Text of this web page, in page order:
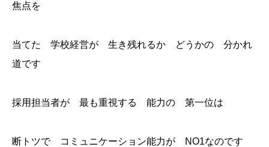
焦点を
当てた 学校経営が 生き残れるか どうかの 分かれ
道です
採用担当者が 最も重視する 能力の 第一位は
断トツで コミュニケーション能力が NO1なのです